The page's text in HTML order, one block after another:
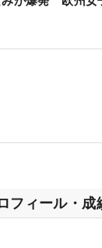
フィール・成